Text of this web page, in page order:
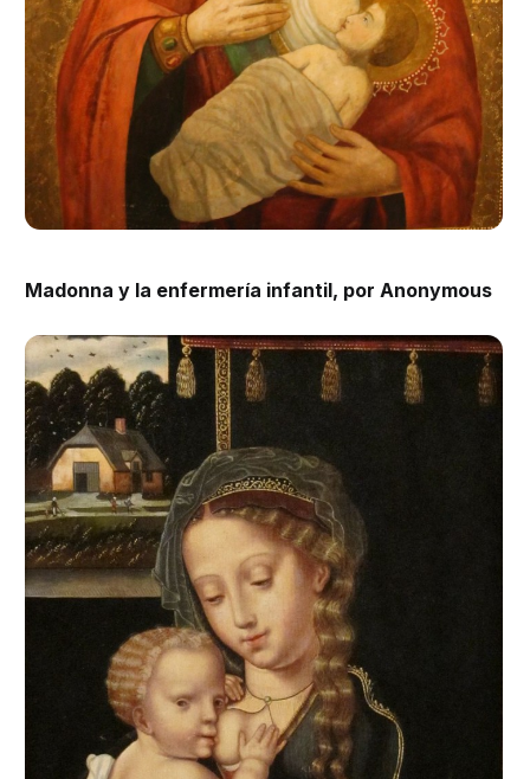
Madonna y la enfermería infantil, por Anonymous